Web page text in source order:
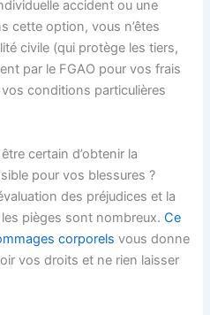
accident ou une
cette option, vous n’êtes
civile (qui protège les tiers,
par le FGAO pour vos frais
conditions particulières
certain d’obtenir la
pour vos blessures ?
des préjudices et la
les pièges sont nombreux.Ce
corporels vous donne
vos droits et ne rien laisser